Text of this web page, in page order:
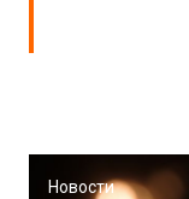
Новости